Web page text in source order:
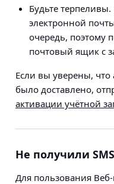
Будьте
электронной
очередь, поэтому
почтовый ящик с
Если вы уверены,
было доставлено,
активации учётной
Не получили
Для пользования